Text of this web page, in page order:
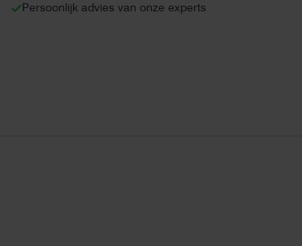
Persoonlijk advies van onze experts